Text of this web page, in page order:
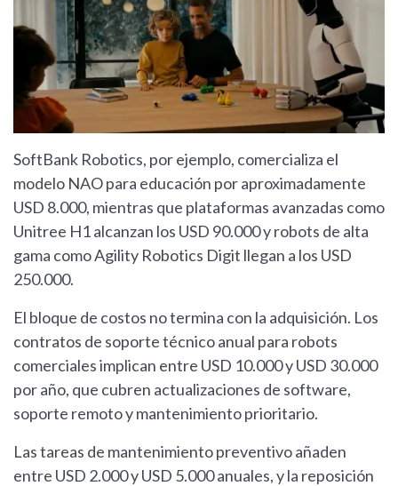
SoftBank Robotics, por ejemplo, comercializa el
modelo NAO para educación por aproximadamente
USD 8.000, mientras que plataformas avanzadas como
Unitree H1 alcanzan los USD 90.000 y robots de alta
gama como Agility Robotics Digit llegan a los USD
250.000.
El bloque de costos no termina con la adquisición. Los
contratos de soporte técnico anual para robots
comerciales implican entre USD 10.000 y USD 30.000
por año, que cubren actualizaciones de software,
soporte remoto y mantenimiento prioritario.
Las tareas de mantenimiento preventivo añaden
entre USD 2.000 y USD 5.000 anuales, y la reposición